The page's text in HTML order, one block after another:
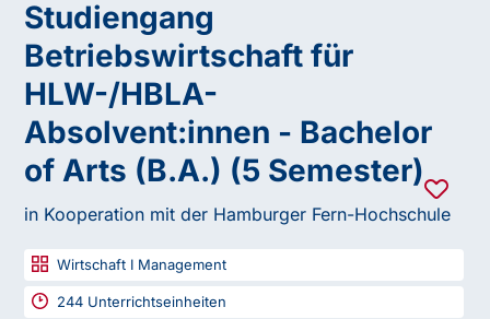
Studiengang
Betriebswirtschaft für
HLW-/HBLA-
Absolvent:innen - Bachelor
of Arts (B.A.) (5 Semester)
in Kooperation mit der Hamburger Fern-Hochschule
Wirtschaft I Management
244 Unterrichtseinheiten